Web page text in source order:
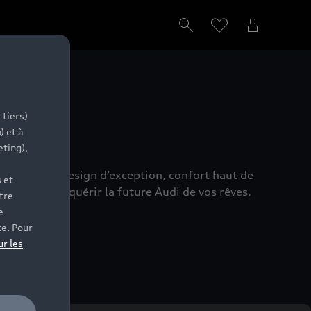
design d’exception, confort haut de
aide à acquérir la future Audi de vos rêves.
tiers)
et à
et
Pour
les